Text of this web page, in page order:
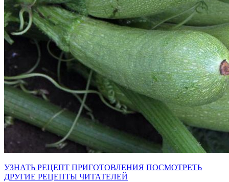
УЗНАТЬ РЕЦЕПТ ПРИГОТОВЛЕНИЯ ПОСМОТРЕТЬ
ДРУГИЕ РЕЦЕПТЫ ЧИТАТЕЛЕЙ